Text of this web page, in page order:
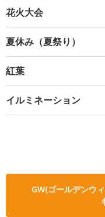
花火大会
夏休み（夏祭り）
紅葉
イルミネーション
GW(ゴールデンウ